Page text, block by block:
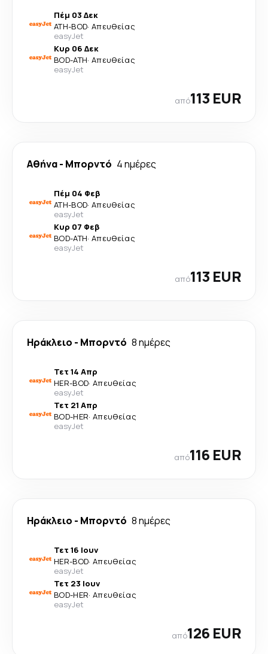
Πέμ 03 Δεκ
ATH-BOD· Απευθείας
easyJet
Κυρ 06 Δεκ
BOD-ATH· Απευθείας
easyJet
από113 EUR
Αθήνα- Μπορντό 4 ημέρες
Πέμ 04 Φεβ
ATH-BOD· Απευθείας
easyJet
Κυρ 07 Φεβ
BOD-ATH· Απευθείας
easyJet
από113 EUR
Ηράκλειο - Μπορντό 8 ημέρες
Τετ 14 Απρ
HER-BOD· Απευθείας
easyJet
Τετ 21 Απρ
BOD-HER· Απευθείας
easyJet
από116 EUR
Ηράκλειο - Μπορντό 8 ημέρες
Τετ 16 Ιουν
HER-BOD· Απευθείας
easyJet
Τετ 23 Ιουν
BOD-HER· Απευθείας
easyJet
από126 EUR